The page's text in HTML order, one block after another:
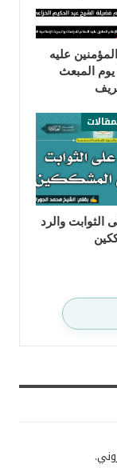
عليه
يوم المبعث
الثوابت والرد